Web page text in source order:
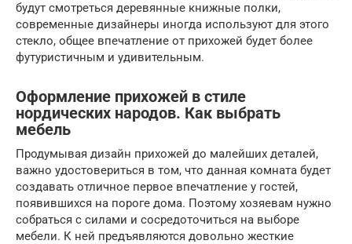
будут смотреться деревянные книжные полки,
современные дизайнеры иногда используют для этого
стекло, общее впечатление от прихожей будет более
футуристичным и удивительным.
Оформление прихожей в стиле
нордических народов. Как выбрать
мебель
Продумывая дизайн прихожей до малейших деталей,
важно удостовериться в том, что данная комната будет
создавать отличное первое впечатление у гостей,
появившихся на пороге дома. Поэтому хозяевам нужно
собраться с силами и сосредоточиться на выборе
мебели. К ней предъявляются довольно жесткие